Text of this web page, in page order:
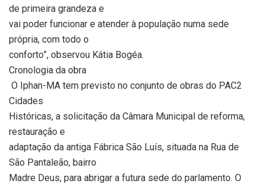
de primeira grandeza e
vai poder funcionar e atender à população numa sede
própria, com todo o
conforto”, observou Kátia Bogéa.
Cronologia da obra
O Iphan-MA tem previsto no conjunto de obras do PAC2
Cidades
Históricas, a solicitação da Câmara Municipal de reforma,
restauração e
adaptação da antiga Fábrica São Luís, situada na Rua de
São Pantaleão, bairro
Madre Deus, para abrigar a futura sede do parlamento. O